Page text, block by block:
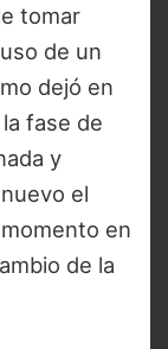
tomar
de un
dejó en
fase de
y
el
en
de la